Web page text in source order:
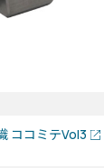
ココミテVol3